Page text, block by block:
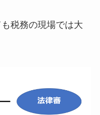
税務の現場では大